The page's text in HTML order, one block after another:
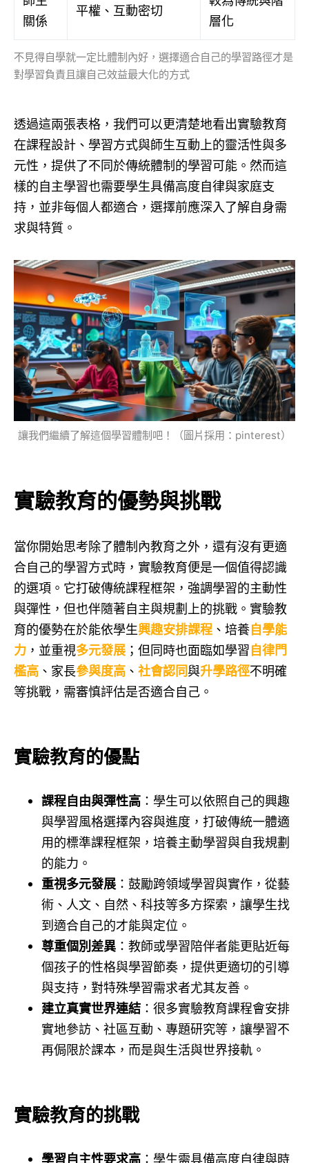
關係
平權、互動密切
層化
不見得自學就一定比體制內好，選擇適合自己的學習路徑才是
對學習負責且讓自己效益最大化的方式
透過這兩張表格，我們可以更清楚地看出實驗教育
在課程設計、學習方式與師生互動上的靈活性與多
元性，提供了不同於傳統體制的學習可能。然而這
樣的自主學習也需要學生具備高度自律與家庭支
持，並非每個人都適合，選擇前應深入了解自身需
求與特質。
讓我們繼續了解這個學習體制吧！（圖片採用：pinterest）
實驗教育的優勢與挑戰
當你開始思考除了體制內教育之外，還有沒有更適
合自己的學習方式時，實驗教育便是一個值得認識
的選項。它打破傳統課程框架，強調學習的主動性
與彈性，但也伴隨著自主與規劃上的挑戰。實驗教
育的優勢在於能依學生興趣安排課程 、培養自學能
力 ，並重視多元發展 ；但同時也面臨如學習自律門
檻高 、家長參與度高 、 社會認同與升學路徑不明確
等挑戰，需審慎評估是否適合自己。
實驗教育的優點
課程自由與彈性高 ：學生可以依照自己的興趣
與學習風格選擇內容與進度，打破傳統一體適
用的標準課程框架，培養主動學習與自我規劃
的能力。
重視多元發展 ：鼓勵跨領域學習與實作，從藝
術、人文、自然、科技等多方探索，讓學生找
到適合自己的才能與定位。
尊重個別差異 ：教師或學習陪伴者能更貼近每
個孩子的性格與學習節奏，提供更適切的引導
與支持，對特殊學習需求者尤其友善。
建立真實世界連結 ：很多實驗教育課程會安排
實地參訪、社區互動、專題研究等，讓學習不
再侷限於課本，而是與生活與世界接軌。
實驗教育的挑戰
學習自主性要求高 ：學生需具備高度自律與時